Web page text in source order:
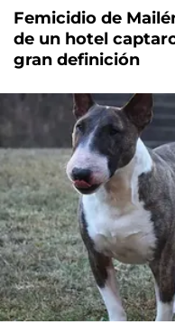
Femicidio de
de un hotel
gran definición